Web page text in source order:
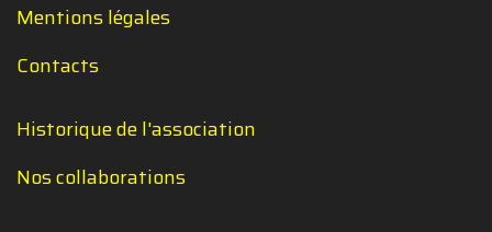
Mentions légales
Contacts
Historique de l'association
Nos collaborations